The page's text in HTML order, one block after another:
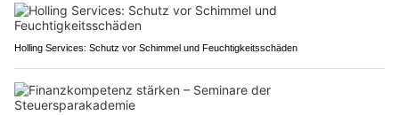
Holling Services: Schutz vor Schimmel und Feuchtigkeitsschäden